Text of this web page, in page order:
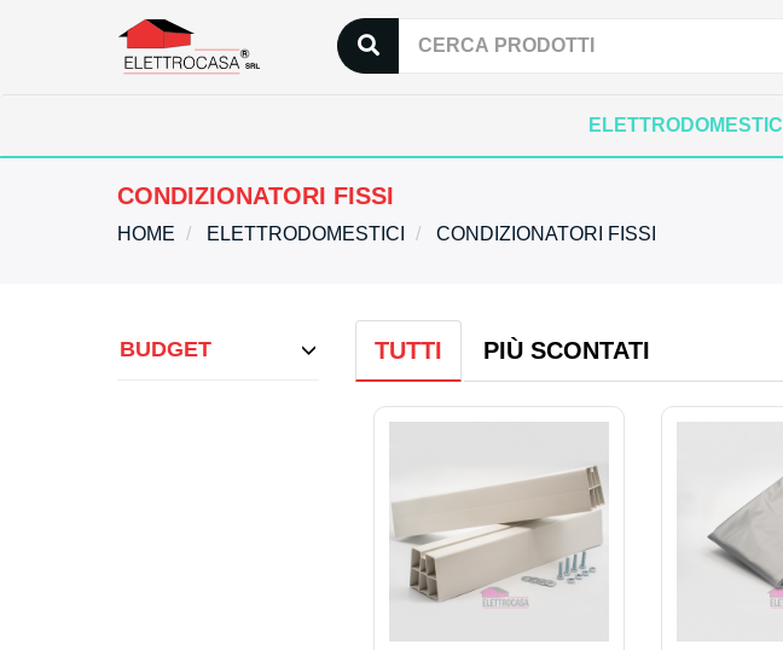
ELETTRODOMESTICI
CONDIZIONATORI FISSI
HOME ELETTRODOMESTICI CONDIZIONATORI FISSI
BUDGET TUTTI PIÙ SCONTATI